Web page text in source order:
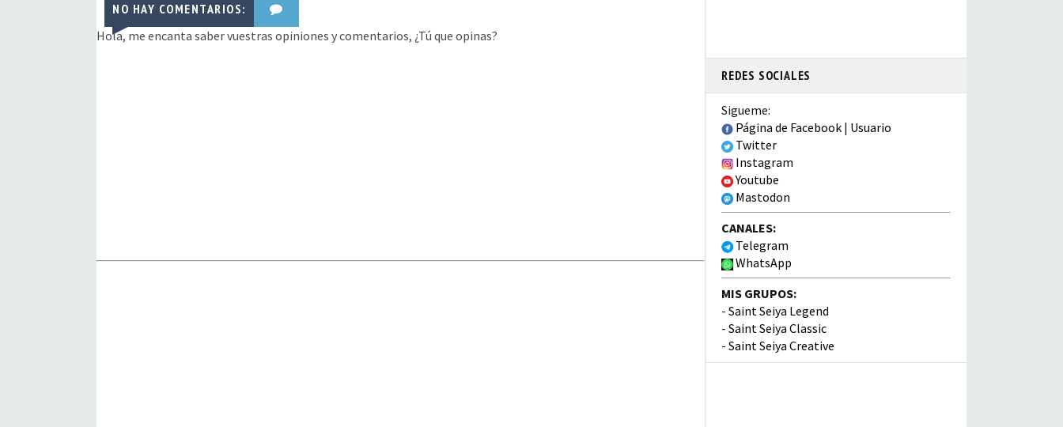
NO HAY COMENTARIOS:
Hola, me encanta saber vuestras opiniones y comentarios, ¿Tú que opinas?
REDES SOCIALES
Sigueme:
Página de Facebook | Usuario
Twitter
Instagram
Youtube
Mastodon
CANALES:
Telegram
WhatsApp
MIS GRUPOS:
- Saint Seiya Legend
- Saint Seiya Classic
- Saint Seiya Creative